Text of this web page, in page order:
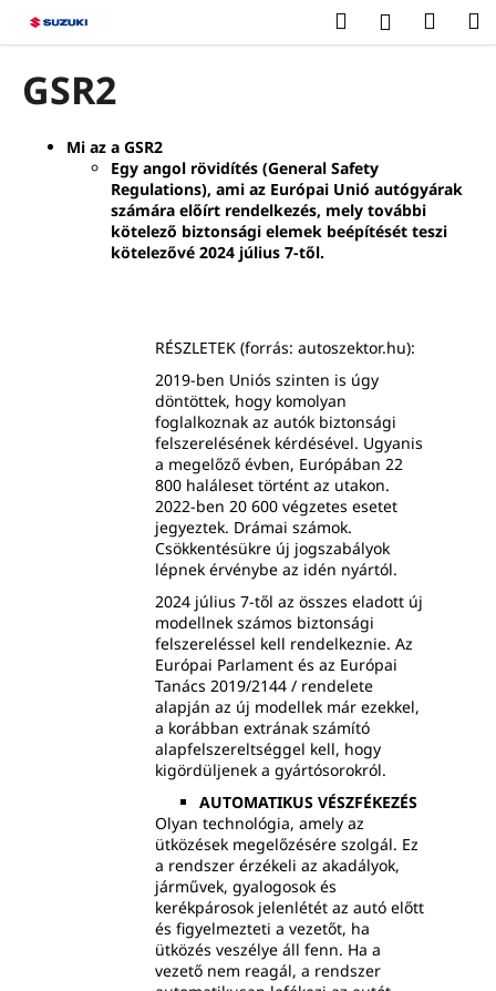
fő
tartalomhoz
Keresés Kosár
GSR2
Mi az a GSR2
Egy angol rövidítés (General Safety
Regulations), ami az Európai Unió autógyárak
számára előírt rendelkezés, mely további
kötelező biztonsági elemek beépítését teszi
kötelezővé 2024 július 7-től.
RÉSZLETEK (forrás: autoszektor.hu):
2019-ben Uniós szinten is úgy
döntöttek, hogy komolyan
foglalkoznak az autók biztonsági
felszerelésének kérdésével. Ugyanis
a megelőző évben, Európában 22
800 haláleset történt az utakon.
2022-ben 20 600 végzetes esetet
jegyeztek. Drámai számok.
Csökkentésükre új jogszabályok
lépnek érvénybe az idén nyártól.
2024 július 7-től az összes eladott új
modellnek számos biztonsági
felszereléssel kell rendelkeznie. Az
Európai Parlament és az Európai
Tanács 2019/2144 / rendelete
alapján az új modellek már ezekkel,
a korábban extrának számító
alapfelszereltséggel kell, hogy
kigördüljenek a gyártósorokról.
AUTOMATIKUS VÉSZFÉKEZÉS
Olyan technológia, amely az
ütközések megelőzésére szolgál. Ez
a rendszer érzékeli az akadályok,
járművek, gyalogosok és
kerékpárosok jelenlétét az autó előtt
és figyelmezteti a vezetőt, ha
ütközés veszélye áll fenn. Ha a
vezető nem reagál, a rendszer
o
KERESÉS